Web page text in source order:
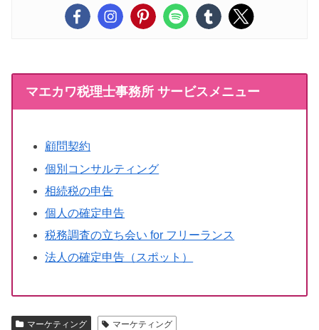
マエカワ税理士事務所 サービスメニュー
顧問契約
個別コンサルティング
相続税の申告
個人の確定申告
税務調査の立ち会い for フリーランス
法人の確定申告（スポット）
マーケティング マーケティング